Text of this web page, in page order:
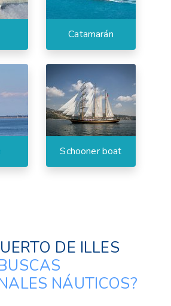
Catamarán
Schooner boat
DE ILLES
NÁUTICOS?